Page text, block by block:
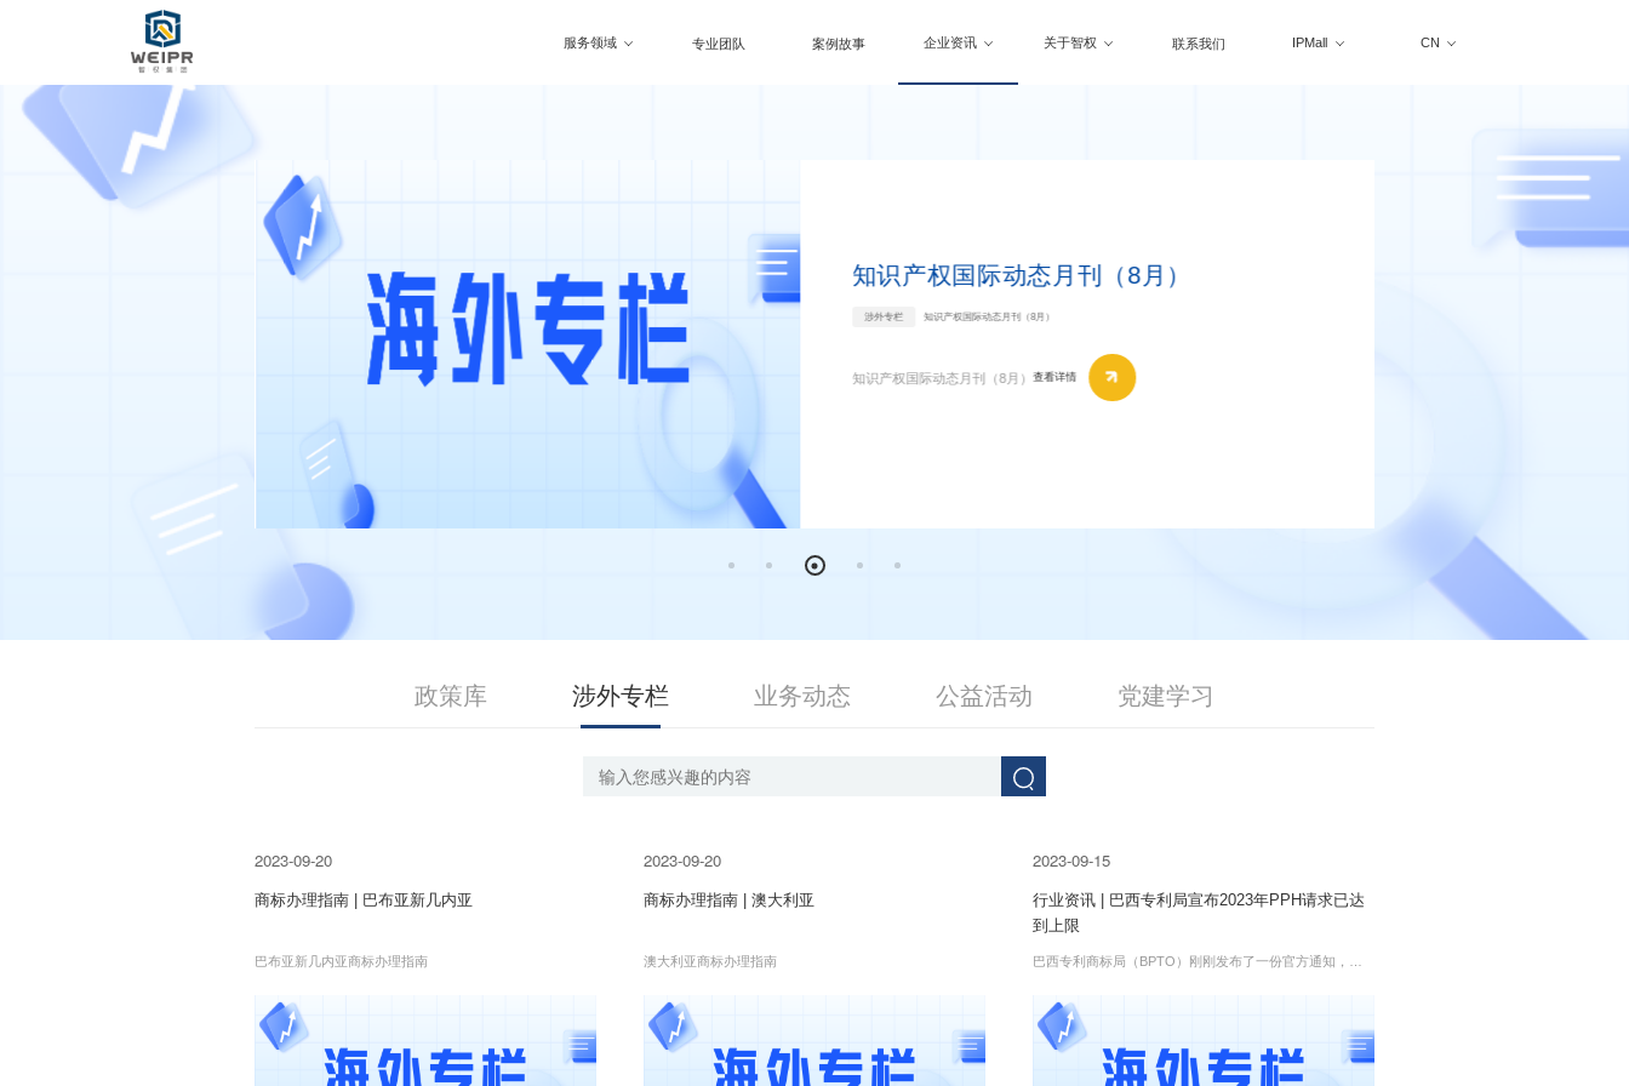
服务领域 专业团队 案例故事 企业资讯 关于智权 联系我们 IPMall CN
服务领域
知识产权国际动态月刊（8月）
涉外专栏 知识产权国际动态月刊（8月）
知识产权国际动态月刊（8月） 查看详情
政策库 涉外专栏 业务动态 公益活动 党建学习
2023-09-20
商标办理指南 | 巴布亚新几内亚
巴布亚新几内亚商标办理指南
2023-09-20
商标办理指南 | 澳大利亚
澳大利亚商标办理指南
2023-09-15
行业资讯 | 巴西专利局宣布2023年PPH请求已达
到上限
巴西专利商标局（BPTO）刚刚发布了一份官方通知，通
PTO预计将开启项目的新阶段并对PPH请求设置新的限
额。 参与限额符合2022年12月16日...